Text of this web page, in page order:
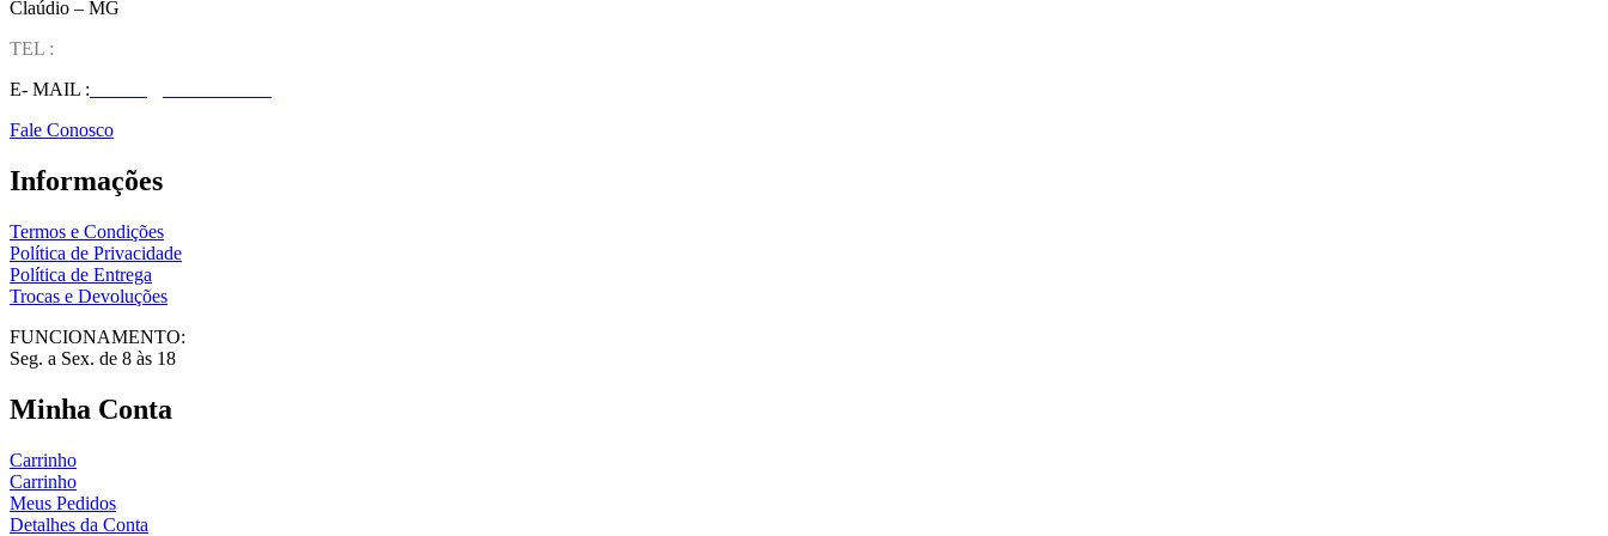
Claúdio – MG
TEL :
E- MAIL :
Fale Conosco
Informações
Termos e Condições
Política de Privacidade
Política de Entrega
Trocas e Devoluções
FUNCIONAMENTO:
Seg. a Sex. de 8 às 18
Minha Conta
Carrinho
Carrinho
Meus Pedidos
Detalhes da Conta